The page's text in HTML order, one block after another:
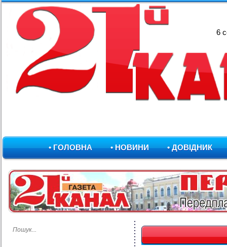
6
• ГОЛОВНА • НОВИНИ • ДОВІДНИК